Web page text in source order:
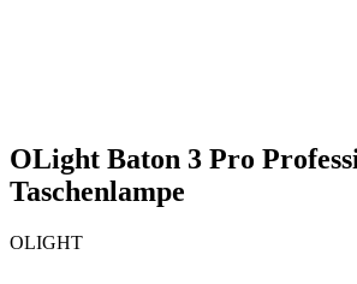
OLight Baton 3 Pro
Taschenlampe
OLIGHT